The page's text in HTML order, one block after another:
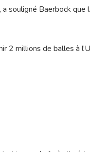
a souligné Baerbock
2 millions de balles à